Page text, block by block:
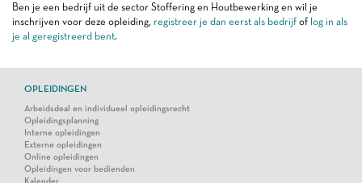
Ben je een bedrijf uit de sector Stoffering en Houtbewerking en wil je
inschrijven voor deze opleiding, registreer je dan eerst als bedrijf of log in als
je al geregistreerd bent.
OPLEIDINGEN
Arbeidsdeal en individueel opleidingsrecht
Opleidingsplanning
Interne opleidingen
Externe opleidingen
Online opleidingen
Opleidingen voor bedienden